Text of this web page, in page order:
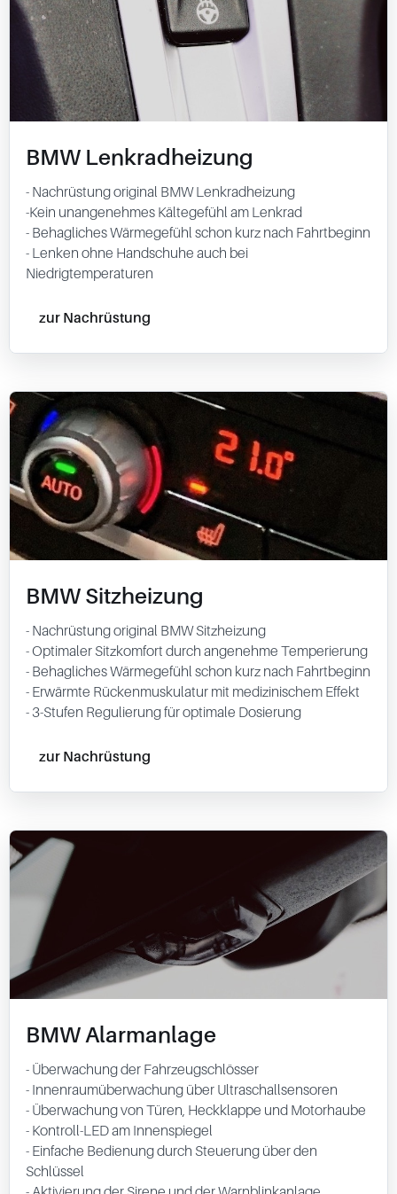
BMW Lenkradheizung
- Nachrüstung original BMW Lenkradheizung
-Kein unangenehmes Kältegefühl am Lenkrad
- Behagliches Wärmegefühl schon kurz nach Fahrtbeginn
- Lenken ohne Handschuhe auch bei
Niedrigtemperaturen
zur Nachrüstung
BMW Sitzheizung
- Nachrüstung original BMW Sitzheizung
- Optimaler Sitzkomfort durch angenehme Temperierung
- Behagliches Wärmegefühl schon kurz nach Fahrtbeginn
- Erwärmte Rückenmuskulatur mit medizinischem Effekt
- 3-Stufen Regulierung für optimale Dosierung
zur Nachrüstung
BMW Alarmanlage
- Überwachung der Fahrzeugschlösser
- Innenraumüberwachung über Ultraschallsensoren
- Überwachung von Türen, Heckklappe und Motorhaube
- Kontroll-LED am Innenspiegel
- Einfache Bedienung durch Steuerung über den
Schlüssel